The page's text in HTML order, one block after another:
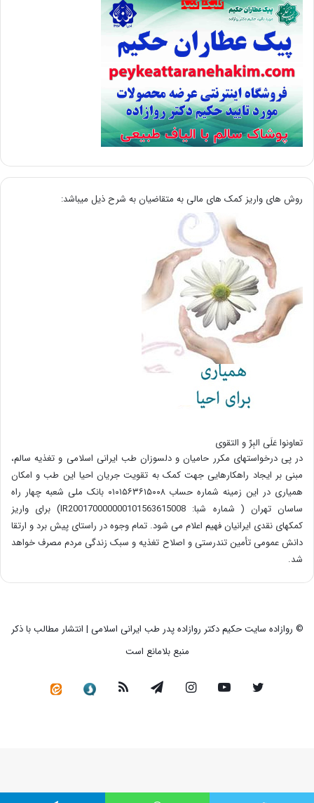
روش های واریز کمک های مالی به متقاضیان به شرح ذیل میباشد:
تعاونوا عَلَی البِرِّ و التقوی
در پی درخواستهای مکرر حامیان و دلسوزان طب ایرانی اسلامی و تغذیه سالم،
مبنی بر ایجاد راهکارهایی جهت کمک به تقویت جریان احیا این طب و امکان
همیاری در این زمینه شماره حساب ۰۱۰۱۵۶۳۶۱۵۰۰۸ بانک ملی شعبه چهار راه
ساسان تهران ( شماره شبا: IR200170000000101563615008) برای واریز
کمکهای نقدی ایرانیان فهیم اعلام می شود. تمام وجوه در راستای پیش برد و ارتقا
دانش عمومی تأمین تندرستی و اصلاح تغذیه و سبک زندگی مردم مصرف خواهد
شد.
© روازاده سایت حکیم دکتر روازاده پدر طب ایرانی اسلامی | انتشار مطالب با ذکر
منبع بلامانع است
توییتر یوتیوب اینستاگرامتلگرام خوراک سروش
ایتا